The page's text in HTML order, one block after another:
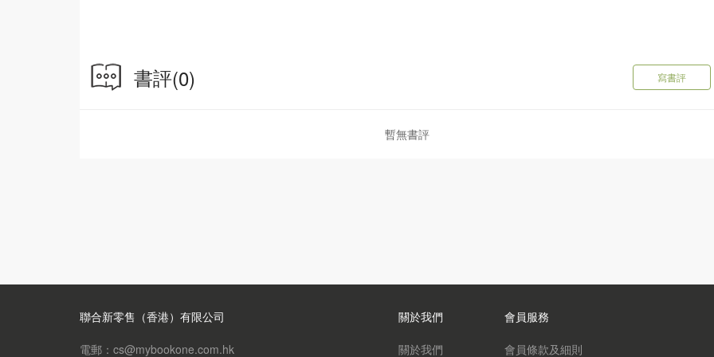
書評(0) 寫書評
暫無書評
聯合新零售（香港）有限公司
電郵：cs@mybookone.com.hk
關於我們
關於我們
會員服務
會員條款及細則